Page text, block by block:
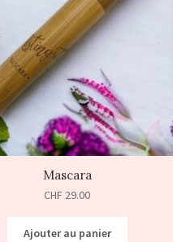
Mascara
CHF 29.00
Ajouter au panier